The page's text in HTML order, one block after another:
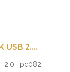
PENDRIVE 8 GB MARVEL HULK USB 2.0 PD082 MULTILASER
pd082